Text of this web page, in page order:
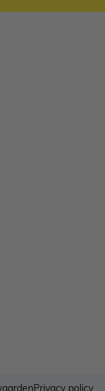
Privacy policy